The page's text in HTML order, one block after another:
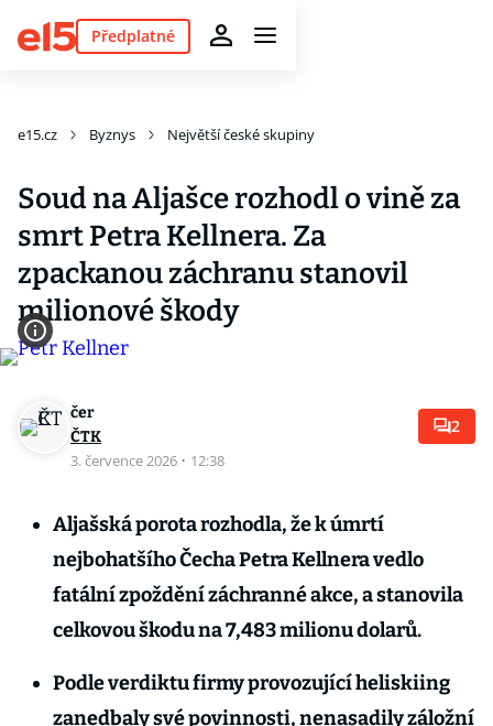
Předplatné
e15.cz Byznys Největší české skupiny
Soud na Aljašce rozhodl o vině za
smrt Petra Kellnera. Za
zpackanou záchranu stanovil
milionové škody
čer
ČTK
3. července 2026 · 12:38
2
Aljašská porota rozhodla, že k úmrtí
nejbohatšího Čecha Petra Kellnera vedlo
fatální zpoždění záchranné akce, a stanovila
celkovou škodu na 7,483 milionu dolarů.
Podle verdiktu firmy provozující heliskiing
zanedbaly své povinnosti, nenasadily záložní